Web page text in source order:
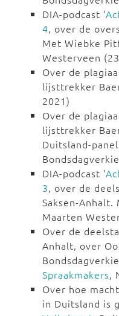
DIA-podcast '
4, over de
Met Wiebke
Westerveen
Over de
lijsttrekker
2021)
Over de
lijsttrekker
Duitsland-
DIA-podcast '
3, over de
Saksen-
Maarten
Over de
Anhalt, over
Spraakmakers,
Over hoe
in Duitsland is